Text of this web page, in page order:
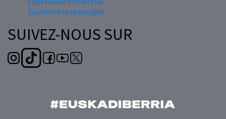
Tourisme responsable
SUIVEZ-NOUS SUR